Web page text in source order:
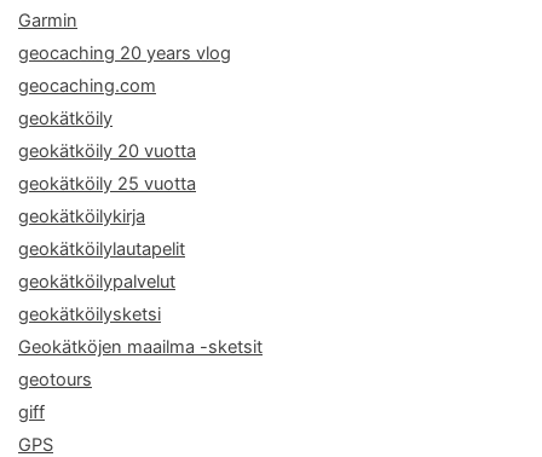
Garmin
geocaching 20 years vlog
geocaching.com
geokätköily
geokätköily 20 vuotta
geokätköily 25 vuotta
geokätköilykirja
geokätköilylautapelit
geokätköilypalvelut
geokätköilysketsi
Geokätköjen maailma -sketsit
geotours
giff
GPS